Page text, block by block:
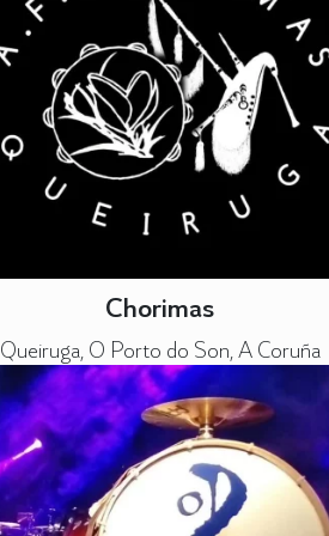
Chorimas
Queiruga, O Porto do Son, A Coruña